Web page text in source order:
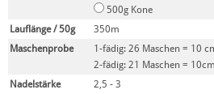
500g Kone
Lauflänge / 50g
350m
Maschenprobe
1-fädig: 26 Maschen = 10
2-fädig: 21 Maschen =
Nadelstärke
2,5 - 3